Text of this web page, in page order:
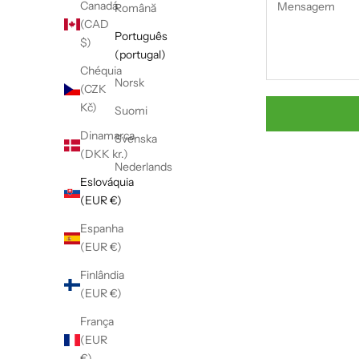
Canadá
(CAD
$)
Chéquia
(CZK
Kč)
Dinamarca
(DKK kr.)
Eslováquia
(EUR €)
Espanha
(EUR €)
Finlândia
(EUR €)
França
(EUR
Română
Português
(portugal)
Norsk
Suomi
Svenska
Nederlands